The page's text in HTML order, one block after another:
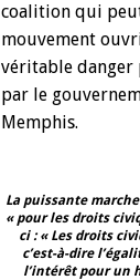
coalition qui
mouvement
véritable danger
par le
Memphis.
La puissante
« pour les droits
ci : « Les droits
c’est-à-dire
l’intérêt pour un